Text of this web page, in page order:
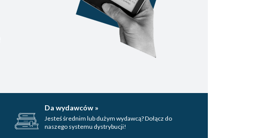
Da wydawców »
Jesteś średnim lub dużym wydawcą? Dołącz do
naszego systemu dystrybucji!